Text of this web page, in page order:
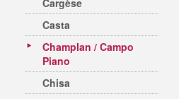
Cargèse
Casta
Champlan / Campo
Piano
Chisa